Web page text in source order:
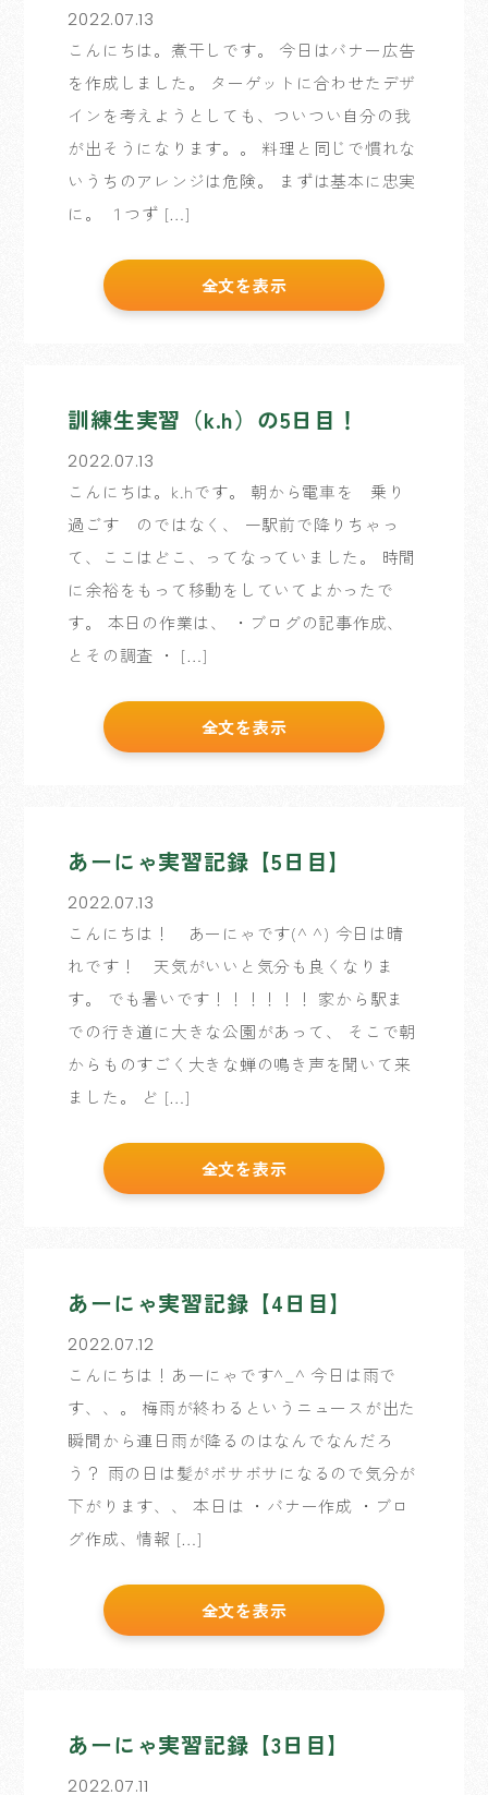
2022.07.13
こんにちは。煮干しです。 今日はバナー広告
を作成しました。 ターゲットに合わせたデザ
インを考えようとしても、ついつい自分の我
が出そうになります。。 料理と同じで慣れな
いうちのアレンジは危険。 まずは基本に忠実
に。 １つず […]
全文を表示
訓練生実習（k.h）の5日目！
2022.07.13
こんにちは。k.hです。 朝から電車を 乗り
過ごす のではなく、 一駅前で降りちゃっ
て、ここはどこ、ってなっていました。 時間
に余裕をもって移動をしていてよかったで
す。 本日の作業は、 ・ブログの記事作成、
とその調査 ・ […]
全文を表示
あーにゃ実習記録【5日目】
2022.07.13
こんにちは！ あーにゃです(^ ^) 今日は晴
れです！ 天気がいいと気分も良くなりま
す。 でも暑いです！！！！！！ 家から駅ま
での行き道に大きな公園があって、 そこで朝
からものすごく大きな蝉の鳴き声を聞いて来
ました。 ど […]
全文を表示
あーにゃ実習記録【4日目】
2022.07.12
こんにちは！あーにゃです^_^ 今日は雨で
す、、。 梅雨が終わるというニュースが出た
瞬間から連日雨が降るのはなんでなんだろ
う？ 雨の日は髪がボサボサになるので気分が
下がります、、 本日は ・バナー作成 ・ブロ
グ作成、情報 […]
全文を表示
あーにゃ実習記録【3日目】
2022.07.11